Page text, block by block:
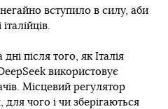
вступило в силу, аби
після того, як Італія
використовує
Місцевий регулятор
для чого і чи зберігаються